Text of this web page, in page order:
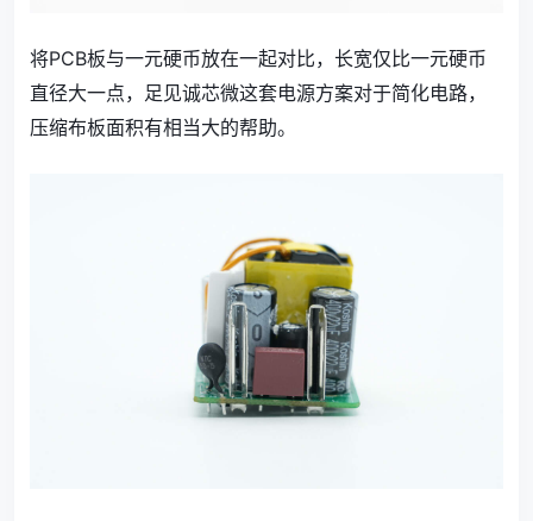
将PCB板与一元硬币放在一起对比，长宽仅比一元硬币
直径大一点，足见诚芯微这套电源方案对于简化电路，
压缩布板面积有相当大的帮助。